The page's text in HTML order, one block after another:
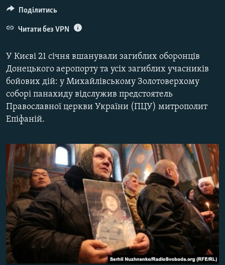
ВСЕ ЗА ДЕНЬ
СПЕЦПРОЕКТИ
ВІДЕОУРОКИ «ELIFBE»
СВІДЧЕННЯ ОКУПАЦІЇ
УКРАЇНСЬКА ПРОБЛЕМА КРИМУ
ІНФОГРАФІКА
Русский
Qırımtatar
ДОЛУЧАЙСЯ!
Усі сайти RFE/RL
У Києві 21 січня вшанували загиблих оборонців
Донецького аеропорту та усіх загиблих учасників
бойових дій: у Михайлівському Золотоверхому
соборі панахиду відслужив предстоятель
Православної церкви України (ПЦУ) митрополит
Епіфаній.
Поділитись
Читати без VPN